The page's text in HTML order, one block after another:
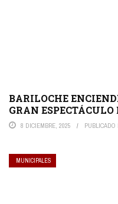
BARILOCHE
GRAN
8 DICIEMBRE, 2025 PUBLICADO
MUNICIPALES